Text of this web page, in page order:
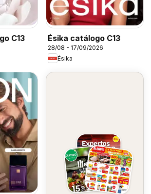
C13 Ésika catálogo C13
28/08 - 17/09/2026
Ésika